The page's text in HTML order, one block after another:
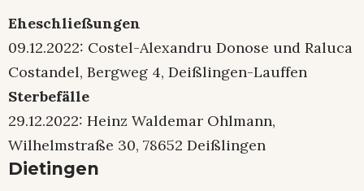
Eheschließungen
09.12.2022: Costel-Alexandru Donose und Raluca
Costandel, Bergweg 4, Deißlingen-Lauffen
Sterbefälle
29.12.2022: Heinz Waldemar Ohlmann,
Wilhelmstraße 30, 78652 Deißlingen
Dietingen